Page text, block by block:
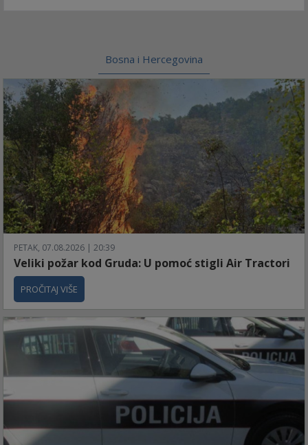
Bosna i Hercegovina
PETAK, 07.08.2026 | 20:39
Veliki požar kod Gruda: U pomoć stigli Air Tractori
PROČITAJ VIŠE